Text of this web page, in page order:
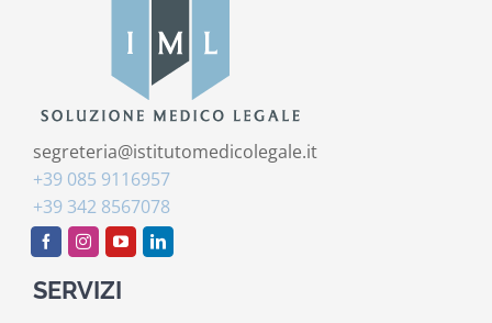
segreteria@istitutomedicolegale.it
+39 085 9116957
+39 342 8567078
SERVIZI